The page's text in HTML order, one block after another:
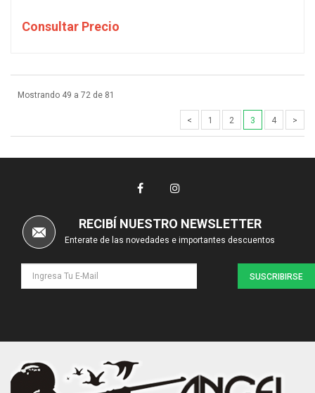
Consultar Precio
Mostrando 49 a 72 de 81
< 1 2 3 4 >
RECIBÍ NUESTRO NEWSLETTER
Enterate de las novedades e importantes descuentos
SUSCRIBIRSE